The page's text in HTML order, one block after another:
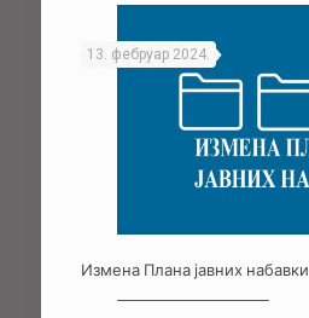
13. фебруар 2024.
Измена Плана јавних набавки